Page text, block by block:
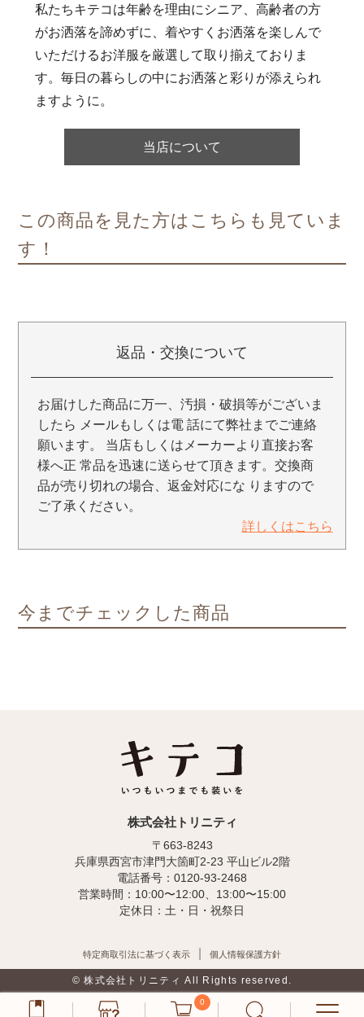
私たちキテコは年齢を理由にシニア、高齢者の方
がお洒落を諦めずに、着やすくお洒落を楽しんで
いただけるお洋服を厳選して取り揃えておりま
す。毎日の暮らしの中にお洒落と彩りが添えられ
ますように。
当店について
この商品を見た方はこちらも見ていま
す！
返品・交換について
お届けした商品に万一、汚損・破損等がございま
したら メールもしくは電 話にて弊社までご連絡
願います。 当店もしくはメーカーより直接お客
様へ正 常品を迅速に送らせて頂きます。交換商
品が売り切れの場合、返金対応にな りますので
ご了承ください。
詳しくはこちら
今までチェックした商品
株式会社トリニティ
〒663-8243
兵庫県西宮市津門大箇町2-23 平山ビル2階
電話番号：0120-93-2468
営業時間：10:00〜12:00、13:00〜15:00
定休日：土・日・祝祭日
特定商取引法に基づく表示 個人情報保護方針
© 株式会社トリニティ All Rights reserved.
0